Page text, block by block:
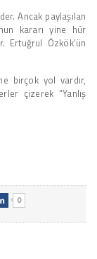
Ancak paylaşılan
kararı yine hür
Ertuğrul Özkök’ün
birçok yol vardır,
çizerek “Yanlış
0